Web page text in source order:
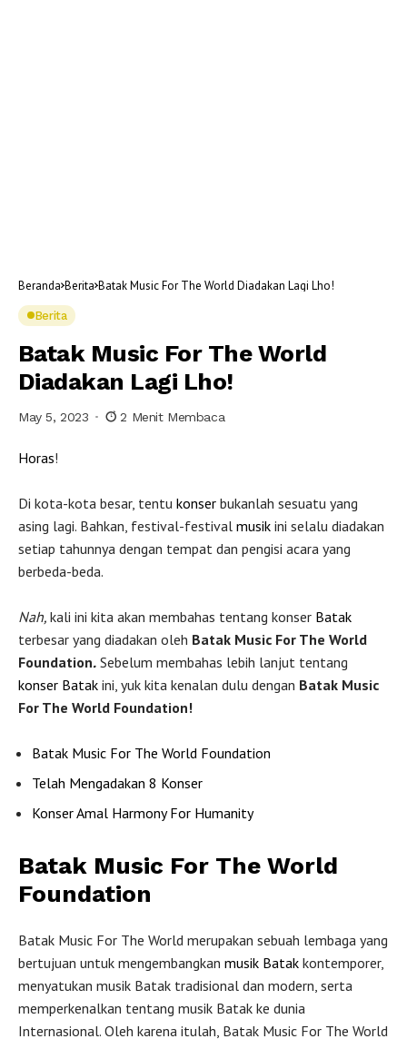
Beranda Berita Batak Music For The World Diadakan Lagi Lho!
Berita
Batak Music For The World
Diadakan Lagi Lho!
May 5, 2023 2 Menit Membaca
Horas!
Di kota-kota besar, tentu konser bukanlah sesuatu yang
asing lagi. Bahkan, festival-festival musik ini selalu diadakan
setiap tahunnya dengan tempat dan pengisi acara yang
berbeda-beda.
Nah, kali ini kita akan membahas tentang konser Batak
terbesar yang diadakan oleh Batak Music For The World
Foundation. Sebelum membahas lebih lanjut tentang
konser Batak ini, yuk kita kenalan dulu dengan Batak Music
For The World Foundation!
Batak Music For The World Foundation
Telah Mengadakan 8 Konser
Konser Amal Harmony For Humanity
Batak Music For The World
Foundation
Batak Music For The World merupakan sebuah lembaga yang
bertujuan untuk mengembangkan musik Batak kontemporer,
menyatukan musik Batak tradisional dan modern, serta
memperkenalkan tentang musik Batak ke dunia
Internasional. Oleh karena itulah, Batak Music For The World